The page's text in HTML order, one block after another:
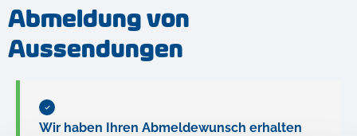
Abmeldung von
Aussendungen
Wir haben Ihren Abmeldewunsch erhalten